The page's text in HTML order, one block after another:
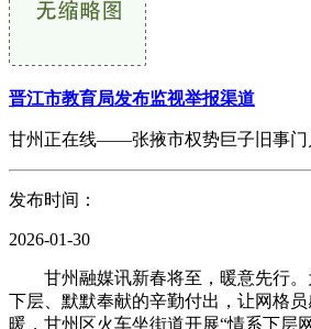
晋江市教育局发布监视举报渠道
甘州正在线——张掖市权势巨子旧事门
发布时间：
2026-01-30
甘州融媒讯新春将至，暖意先行。
下层、默默奉献的辛勤付出，让网格
暖，甘州区火车坐街道开展“情系下层